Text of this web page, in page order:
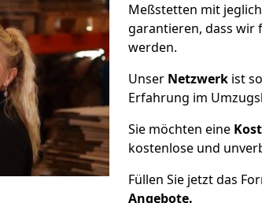
Meßstetten mit
garantieren, dass wir
werden.
Unser Netzwerk ist
Erfahrung im
Sie möchten eine
kostenlose und
Füllen Sie jetzt das
Angebote.